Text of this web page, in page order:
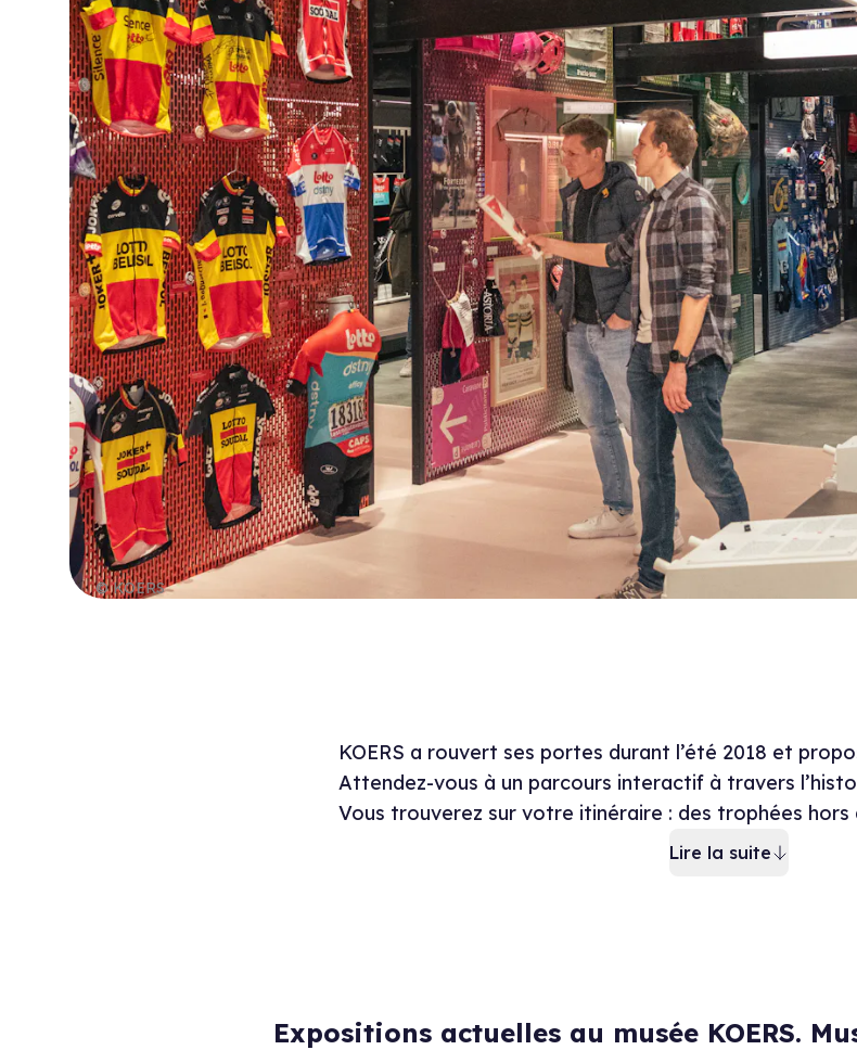
© KOERS
KOERS a rouvert ses portes durant l’été 2018 et
Attendez-vous à un parcours interactif à travers
Vous trouverez sur votre itinéraire : des trophées hors
Lire la suite
Expositions actuelles au musée KOERS.